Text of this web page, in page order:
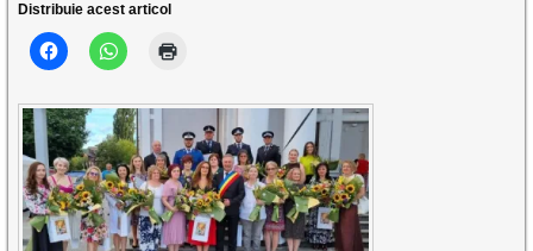
Distribuie acest articol